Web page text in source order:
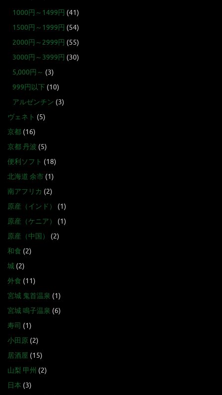
1000円～1499円 (41)
1500円～1999円 (54)
2000円～2999円 (55)
3000円～3999円 (30)
5,000円～ (3)
999円以下 (10)
アルゼンチン (3)
ヴェネト (5)
京都 (16)
京都 丹波 (5)
便利ソフト (18)
北海道 余市 (1)
南アフリカ (2)
原産（インド）
(1)
原産（ケニア）
(1)
原産（中国）
(2)
和食 (2)
城 (2)
外食 (11)
宮城 鬼首温泉 (1)
宮城 鳴子温泉 (6)
寿司 (1)
小田原 (2)
居酒屋 (15)
山梨 甲州 (2)
日本 (3)